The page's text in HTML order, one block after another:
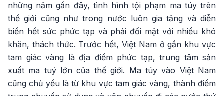
những năm gần đây, tình hình tội phạm ma túy trên
thế giới cũng như trong nước luôn gia tăng và diễn
biến hết sức phức tạp và phải đối mặt với nhiều khó
khăn, thách thức. Trước hết, Việt Nam ở gần khu vực
tam giác vàng là địa điểm phức tạp, trung tâm sản
xuất ma tuý lớn của thế giới. Ma túy vào Việt Nam
cũng chủ yếu là từ khu vực tam giác vàng, thành điểm